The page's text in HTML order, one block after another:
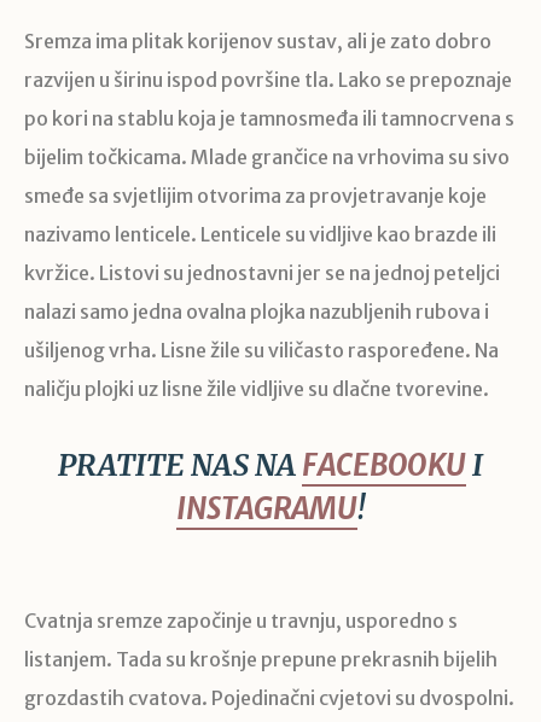
Sremza ima plitak korijenov sustav, ali je zato dobro
razvijen u širinu ispod površine tla. Lako se prepoznaje
po kori na stablu koja je tamnosmeđa ili tamnocrvena s
bijelim točkicama. Mlade grančice na vrhovima su sivo
smeđe sa svjetlijim otvorima za provjetravanje koje
nazivamo lenticele. Lenticele su vidljive kao brazde ili
kvržice. Listovi su jednostavni jer se na jednoj peteljci
nalazi samo jedna ovalna plojka nazubljenih rubova i
ušiljenog vrha. Lisne žile su viličasto raspoređene. Na
naličju plojki uz lisne žile vidljive su dlačne tvorevine.
PRATITE NAS NAFACEBOOKUI
INSTAGRAMU!
Cvatnja sremze započinje u travnju, usporedno s
listanjem. Tada su krošnje prepune prekrasnih bijelih
grozdastih cvatova. Pojedinačni cvjetovi su dvospolni.